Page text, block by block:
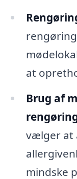
at
Brug af
vælger at
mindske